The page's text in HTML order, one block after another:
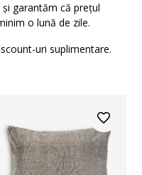
garantăm că prețul
o lună de zile.
uri suplimentare.